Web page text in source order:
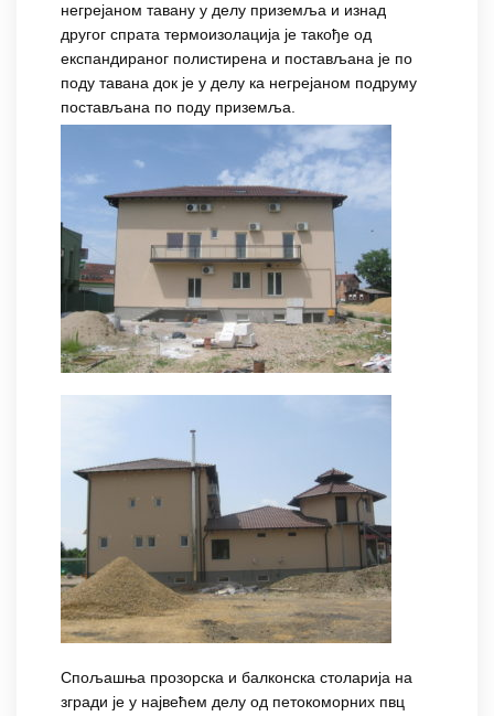
негрејаном тавану у делу приземља и изнад
другог спрата термоизолација је такође од
експандираног полистирена и постављана је по
поду тавана док је у делу ка негрејаном подруму
постављана по поду приземља.
Спољашња прозорска и балконска столарија на
згради је у највећем делу од петокоморних пвц